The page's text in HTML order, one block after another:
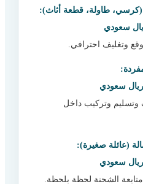
طاولة، قطعة أثاث):
وتغليف احترافي.
وتركيب داخل
(عائلة صغيرة):
الشحنة لحظة بلحظة.